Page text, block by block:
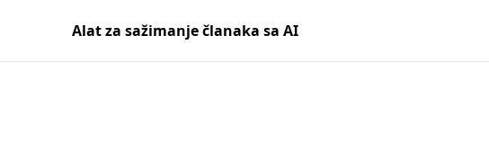
Alat za sažimanje članaka sa AI